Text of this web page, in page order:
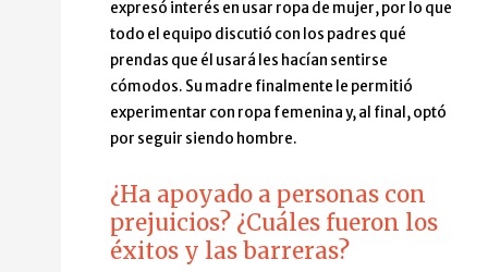
expresó interés en usar ropa de mujer, por lo que
todo el equipo discutió con los padres qué
prendas que él usará les hacían sentirse
cómodos. Su madre finalmente le permitió
experimentar con ropa femenina y, al final, optó
por seguir siendo hombre.
¿Ha apoyado a personas con
prejuicios? ¿Cuáles fueron los
éxitos y las barreras?